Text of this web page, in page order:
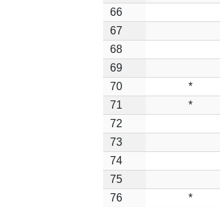
66
67
68
69
70
*
71
*
72
73
74
75
76
*